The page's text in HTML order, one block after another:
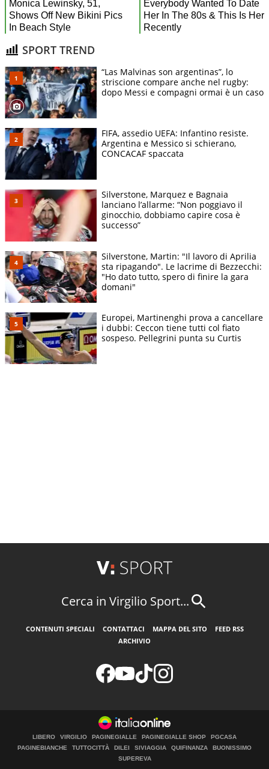
SPORT TREND
“Las Malvinas son argentinas”, lo
striscione compare anche nel rugby:
dopo Messi e compagni ormai è un caso
FIFA, assedio UEFA: Infantino resiste.
Argentina e Messico si schierano,
CONCACAF spaccata
Silverstone, Marquez e Bagnaia
lanciano l’allarme: “Non poggiavo il
ginocchio, dobbiamo capire cosa è
successo”
Silverstone, Martin: "Il lavoro di Aprilia
sta ripagando". Le lacrime di Bezzecchi:
"Ho dato tutto, spero di finire la gara
domani"
Europei, Martinenghi prova a cancellare
i dubbi: Ceccon tiene tutti col fiato
sospeso. Pellegrini punta su Curtis
Cerca in Virgilio Sport...
CONTENUTI SPECIALI CONTATTACI MAPPA DEL SITO
FEED RSS
ARCHIVIO
LIBERO VIRGILIO PAGINEGIALLE PAGINEGIALLE SHOP
PGCASA
PAGINEBIANCHE
TUTTOCITTÀ DILEI SIVIAGGIA QUIFINANZA
BUONISSIMO
SUPEREVA